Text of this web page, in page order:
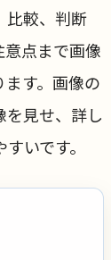
比較、判断
点まで画像
す。画像の
を見せ、詳し
いです。